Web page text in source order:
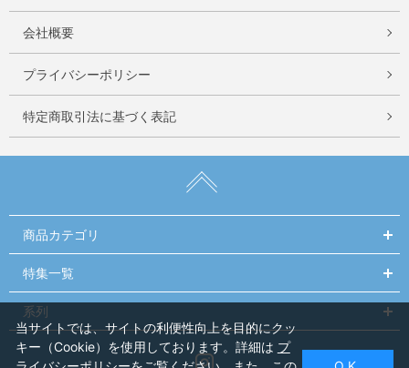
会社概要
プライバシーポリシー
特定商取引法に基づく表記
商品カテゴリ
特集一覧
系列
Instagram
当サイトでは、サイトの利便性向上を目的にクッ
キー（Cookie）を使用しております。詳細は プ